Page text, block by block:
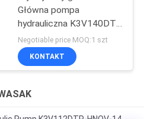
Główna pompa
hydrauliczna K3V140DT-
9TCM Fit Sany 285
Negotiable price MOQ:1 szt
KONTAKT